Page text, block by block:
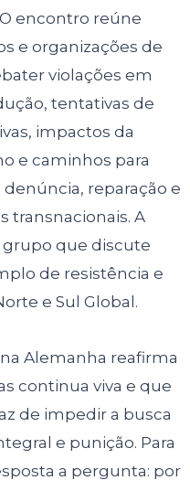
encontro reúne
e organizações de
violações em
tentativas de
impactos da
e caminhos para
reparação e
transnacionais. A
grupo que discute
de resistência e
e Sul Global.
Alemanha reafirma
continua viva e que
de impedir a busca
e punição. Para
a pergunta: por